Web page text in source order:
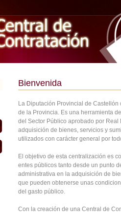
Bienvenida
La Diputación Provincial de
de la Provincia. Es una herramienta
del Sector Público aprobado por
adquisición de bienes, servicios y
utilizados con carácter general por
El objetivo de esta centralización es
entes públicos tanto desde un punto
administrativa en la adquisición de
que pueden obtenerse unas
del gasto público.
Con la creación de una Central de